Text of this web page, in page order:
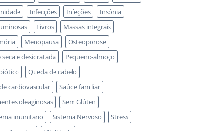
Infecções Infeções
Insónia
Livros
Massas integrais
Menopausa
Osteoporose
seca e desidratada
Pequeno-almoço
Queda de cabelo
cardiovascular
Saúde familiar
oleaginosas
Sem Glúten
imunitário
Sistema Nervoso
Stress